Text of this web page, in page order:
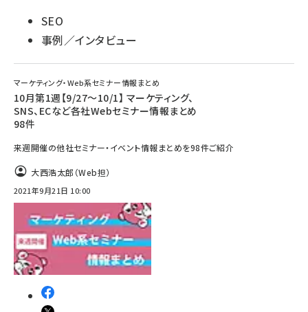
SEO
事例／インタビュー
マーケティング・Web系セミナー情報まとめ
10月第1週【9/27～10/1】 マーケティング、
SNS、ECなど各社Webセミナー情報まとめ
98件
来週開催の他社セミナー・イベント情報まとめを98件ご紹介
大西浩太郎（Web担）
2021年9月21日 10:00